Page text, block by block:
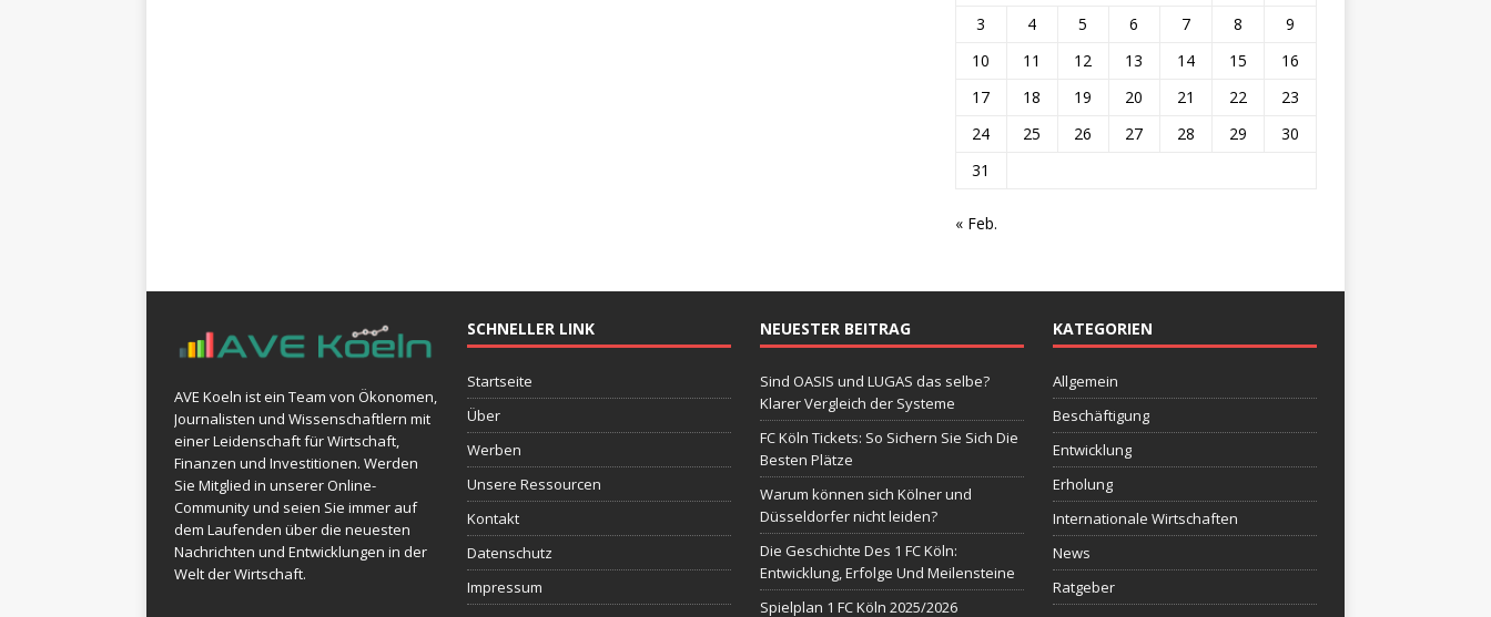
3
4 5 6 7 8
9
10
11 12 13 14 15
16
17
18 19 20 21 22
23
24
25 26 27 28 29
30
31
« Feb.
AVE Koeln ist ein Team von Ökonomen,
Journalisten und Wissenschaftlern mit
einer Leidenschaft für Wirtschaft,
Finanzen und Investitionen. Werden
Sie Mitglied in unserer Online-
Community und seien Sie immer auf
dem Laufenden über die neuesten
Nachrichten und Entwicklungen in der
Welt der Wirtschaft.
SCHNELLER LINK
Startseite
Über
Werben
Unsere Ressourcen
Kontakt
Datenschutz
Impressum
NEUESTER BEITRAG
Sind OASIS und LUGAS das selbe?
Klarer Vergleich der Systeme
FC Köln Tickets: So Sichern Sie Sich Die
Besten Plätze
Warum können sich Kölner und
Düsseldorfer nicht leiden?
Die Geschichte Des 1 FC Köln:
Entwicklung, Erfolge Und Meilensteine
Spielplan 1 FC Köln 2025/2026
KATEGORIEN
Allgemein
Beschäftigung
Entwicklung
Erholung
Internationale Wirtschaften
News
Ratgeber